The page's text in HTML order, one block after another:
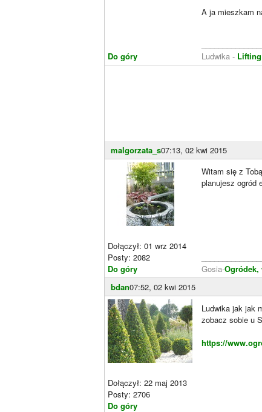
Do góry
A ja mieszkam
Ludwika -
malgorzata_s07:13, 02 kwi 2015
Dołączył: 01 wrz 2014
Posty: 2082
Do góry
Witam się z
planujesz ogród
Gosia-Ogródek,
bdan07:52, 02 kwi 2015
Dołączył: 22 maj 2013
Posty: 2706
Do góry
Ludwika jak jak
zobacz sobie u
https://